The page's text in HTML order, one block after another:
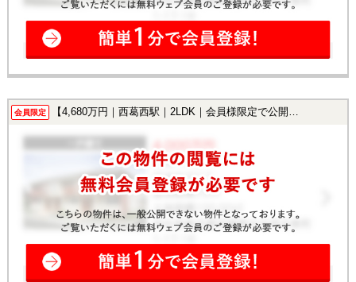
会員限定 【4,680万円｜西葛西駅｜2LDK｜会員様限定で公開中！】